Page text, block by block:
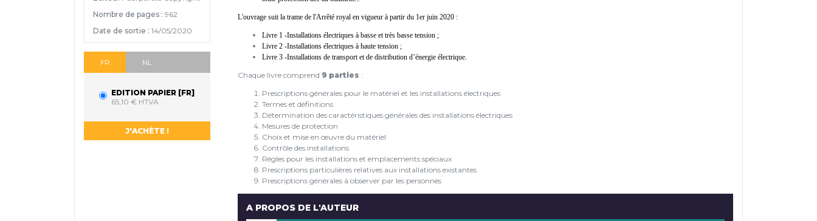
L'ouvrage suit la trame de l'Arrêté royal en vigueur à partir du 1er juin 2020 :
Livre 1 -Installations électriques à basse et très basse tension ;
Livre 2 -Installations électriques à haute tension ;
Livre 3 -Installations de transport et de distribution d’énergie électrique.
Chaque livre comprend 9 parties :
Prescriptions générales pour le matériel et les installations électriques
Termes et définitions
Détermination des caractéristiques générales des installations électriques
Mesures de protection
Choix et mise en œuvre du matériel
Contrôle des installations
Règles pour les installations et emplacements spéciaux
Prescriptions particulières relatives aux installations existantes
Prescriptions générales à observer par les personnes
A PROPOS DE L'AUTEUR
Nombre de pages : 962
Date de sortie : 14/05/2020
FR NL
EDITION PAPIER [FR]
65,10 € HTVA